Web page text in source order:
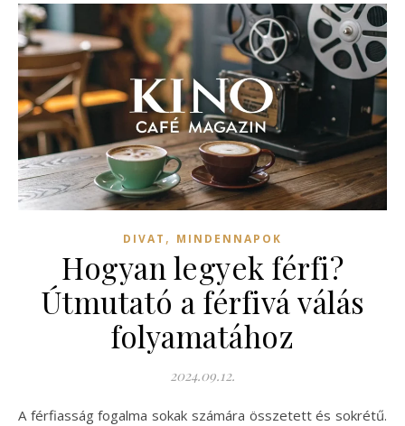
DIVAT , MINDENNAPOK
Hogyan legyek férfi?
Útmutató a férfivá válás
folyamatához
2024.09.12.
A férfiasság fogalma sokak számára összetett és sokrétű.